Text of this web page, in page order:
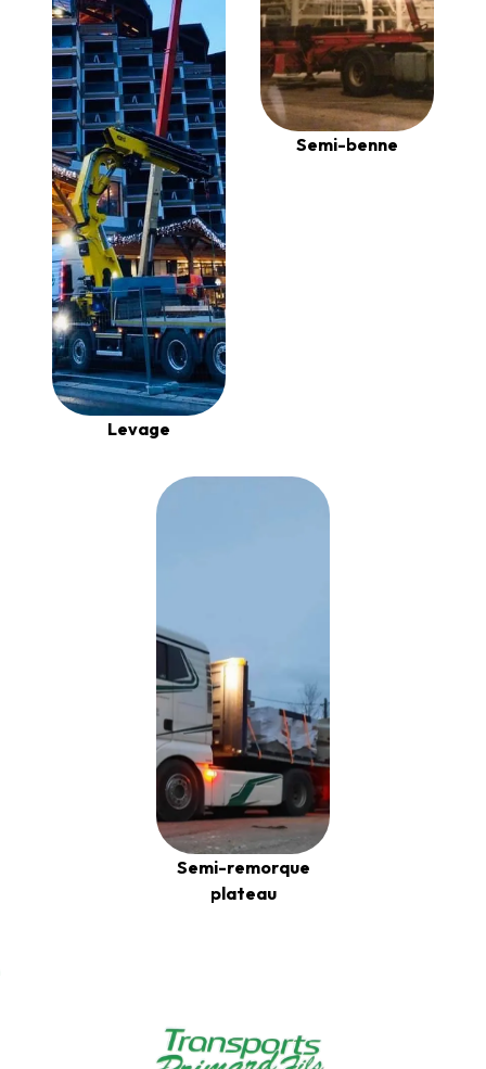
Levage
Semi-benne
Semi-remorque
plateau